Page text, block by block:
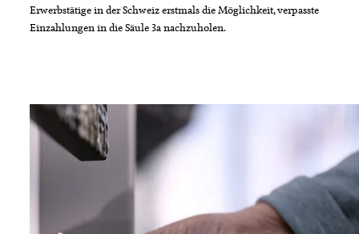
Erwerbstätige in der Schweiz erstmals die Möglichkeit, verpasste
Einzahlungen in die Säule 3a nachzuholen.